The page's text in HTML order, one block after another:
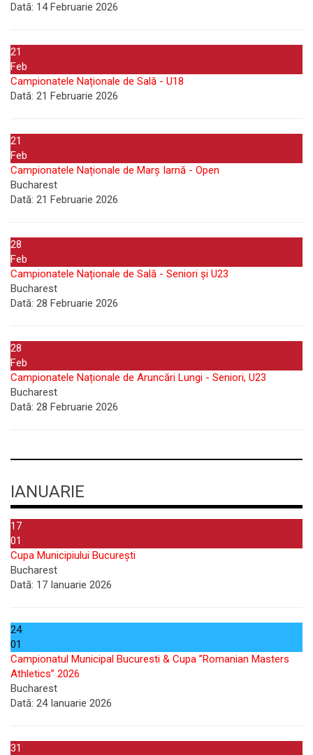
Dată: 14 Februarie 2026
21
Feb
Campionatele Naționale de Sală - U18
Dată: 21 Februarie 2026
21
Feb
Campionatele Naționale de Marș Iarnă - Open
Bucharest
Dată: 21 Februarie 2026
28
Feb
Campionatele Naționale de Sală - Seniori și U23
Bucharest
Dată: 28 Februarie 2026
28
Feb
Campionatele Naționale de Aruncări Lungi - Seniori, U23
Bucharest
Dată: 28 Februarie 2026
IANUARIE
17
01
Cupa Municipiului București
Bucharest
Dată: 17 Ianuarie 2026
24
01
Campionatul Municipal Bucuresti & Cupa ”Romanian Masters
Athletics” 2026
Bucharest
Dată: 24 Ianuarie 2026
31